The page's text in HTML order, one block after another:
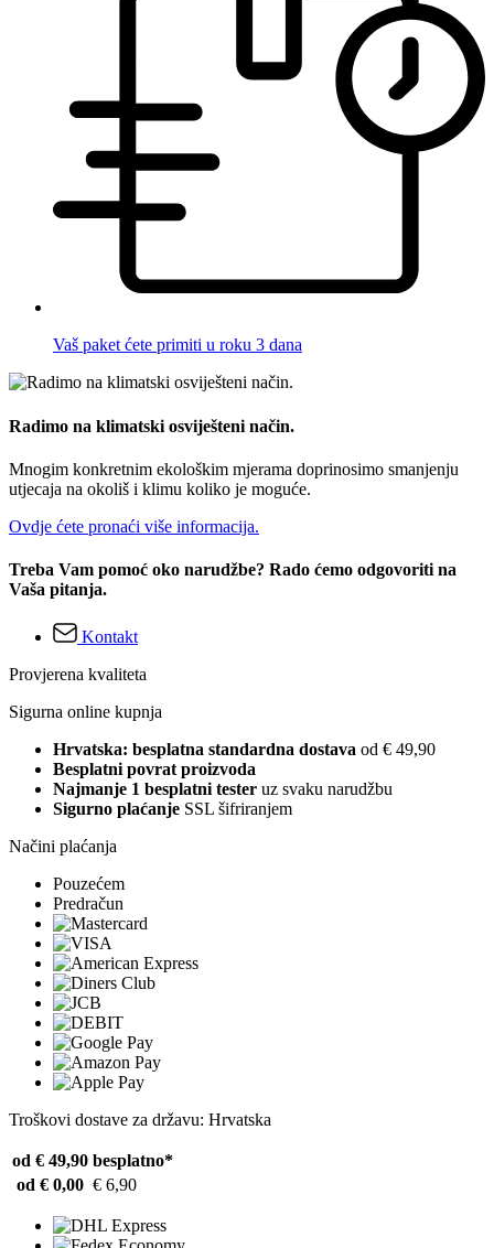
Vaš paket ćete primiti u roku 3 dana
Radimo na klimatski osviješteni način.
Mnogim konkretnim ekološkim mjerama doprinosimo smanjenju
utjecaja na okoliš i klimu koliko je moguće.
Ovdje ćete pronaći više informacija.
Treba Vam pomoć oko narudžbe? Rado ćemo odgovoriti na
Vaša pitanja.
Kontakt
Provjerena kvaliteta
Sigurna online kupnja
Hrvatska: besplatna standardna dostava od € 49,90
Besplatni povrat proizvoda
Najmanje 1 besplatni tester uz svaku narudžbu
Sigurno plaćanje SSL šifriranjem
Načini plaćanja
Pouzećem
Predračun
Troškovi dostave za državu: Hrvatska
od € 49,90 besplatno*
od € 0,00 € 6,90